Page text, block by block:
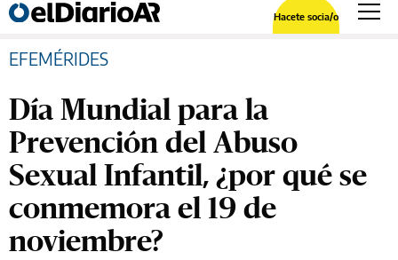
Hacete socia/o
EFEMÉRIDES
Día Mundial para la
Prevención del Abuso
Sexual Infantil, ¿por qué se
conmemora el 19 de
noviembre?